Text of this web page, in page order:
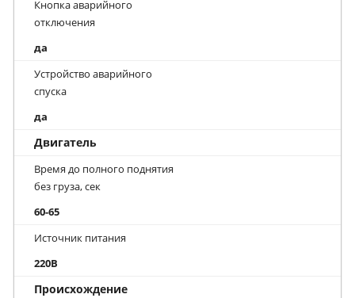
Кнопка аварийного
отключения
да
Устройство аварийного
спуска
да
Двигатель
Время до полного поднятия
без груза, сек
60-65
Источник питания
220В
Происхождение